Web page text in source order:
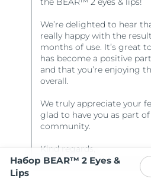
Набор BEAR™ 2 Eyes &
Lips